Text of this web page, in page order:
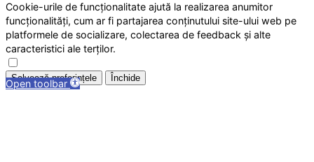
Open toolbar
Cookie-urile de funcționalitate ajută la realizarea anumitor
funcționalități, cum ar fi partajarea conținutului site-ului web pe
platformele de socializare, colectarea de feedback și alte
caracteristici ale terților.
Salvează preferințele Închide